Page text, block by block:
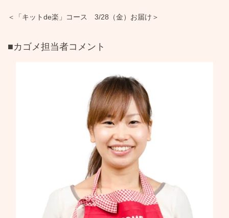
＜「キットde楽」コース 3/28（金）お届け＞
■カゴメ担当者コメント